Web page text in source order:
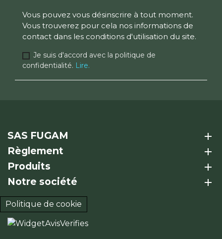
Vous pouvez vous désinscrire à tout moment.
Vous trouverez pour cela nos informations de
contact dans les conditions d'utilisation du site.
Je suis d'accord avec la politique de
confidentialité. Lire.
SAS FUGAM
add
Règlement
add
Produits
add
Notre société
add
Politique de cookie